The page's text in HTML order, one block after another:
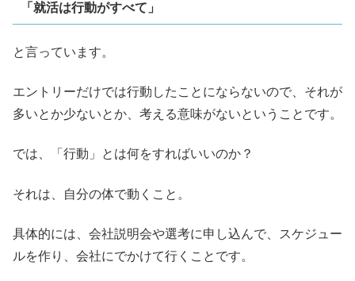
「就活は行動がすべて」
と言っています。
エントリーだけでは行動したことにならないので、それが
多いとか少ないとか、考える意味がないということです。
では、「行動」とは何をすればいいのか？
それは、自分の体で動くこと。
具体的には、会社説明会や選考に申し込んで、スケジュー
ルを作り、会社にでかけて行くことです。